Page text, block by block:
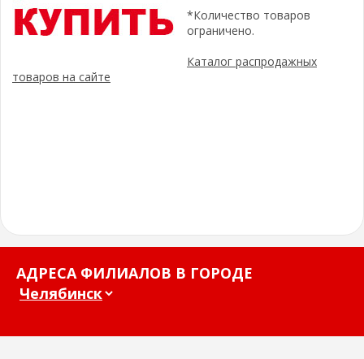
*Количество товаров
ограничено.
Каталог распродажных
товаров на сайте
АДРЕСА ФИЛИАЛОВ В ГОРОДЕ